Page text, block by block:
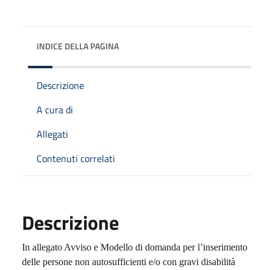
INDICE DELLA PAGINA
Descrizione
A cura di
Allegati
Contenuti correlati
Descrizione
In allegato Avviso e Modello di domanda per l’inserimento
delle persone non autosufficienti e/o con gravi disabilità